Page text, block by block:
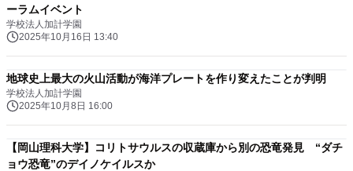
ーラムイベント
学校法人加計学園
2025年10月16日 13:40
地球史上最大の火山活動が海洋プレートを作り変えたことが判明
学校法人加計学園
2025年10月8日 16:00
【岡山理科大学】コリトサウルスの収蔵庫から別の恐竜発見 “ダチ
ョウ恐竜”のデイノケイルスか